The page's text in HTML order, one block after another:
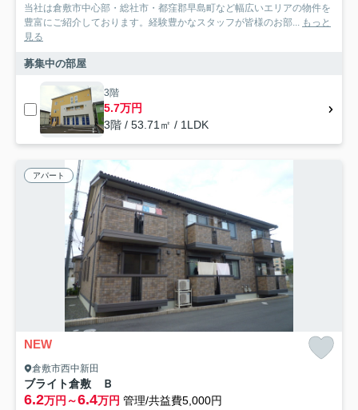
当社は倉敷市中心部・総社市・都窪郡早島町など幅広いエリアの物件を
豊富にご紹介しております。経験豊かなスタッフが皆様のお部... もっと
見る
募集中の部屋
3階
5.7万円
3階 / 53.71㎡ / 1LDK
アパート
NEW
倉敷市西中新田
ブライト倉敷 Ｂ
6.2万円～6.4万円 管理/共益費5,000円